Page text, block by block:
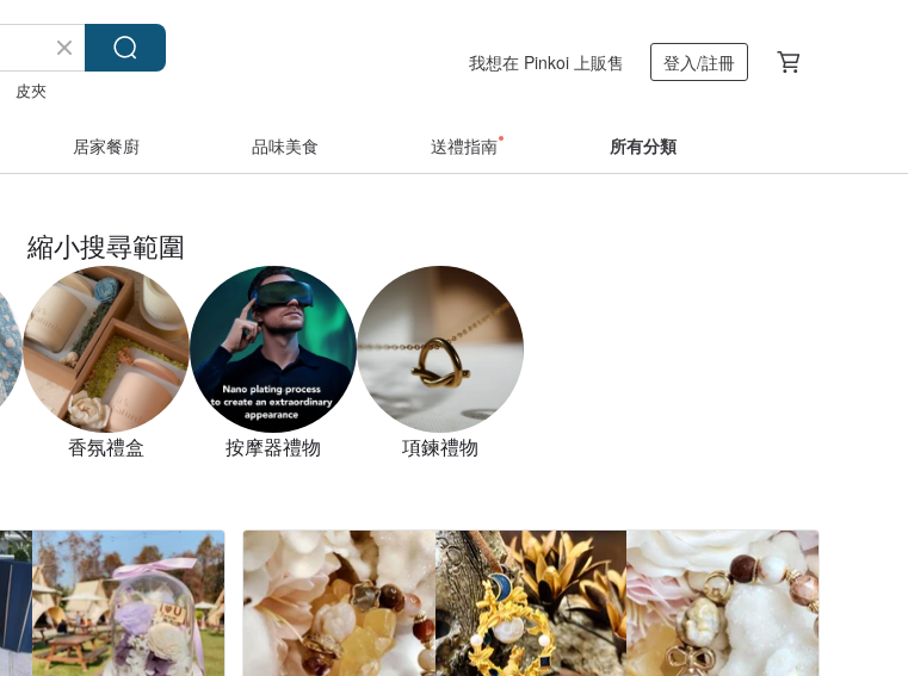
皮夾
我想在 Pinkoi 上販售 登入/註冊
居家餐廚 品味美食 送禮指南 所有分類
縮小搜尋範圍
香氛禮盒 按摩器禮物 項鍊禮物